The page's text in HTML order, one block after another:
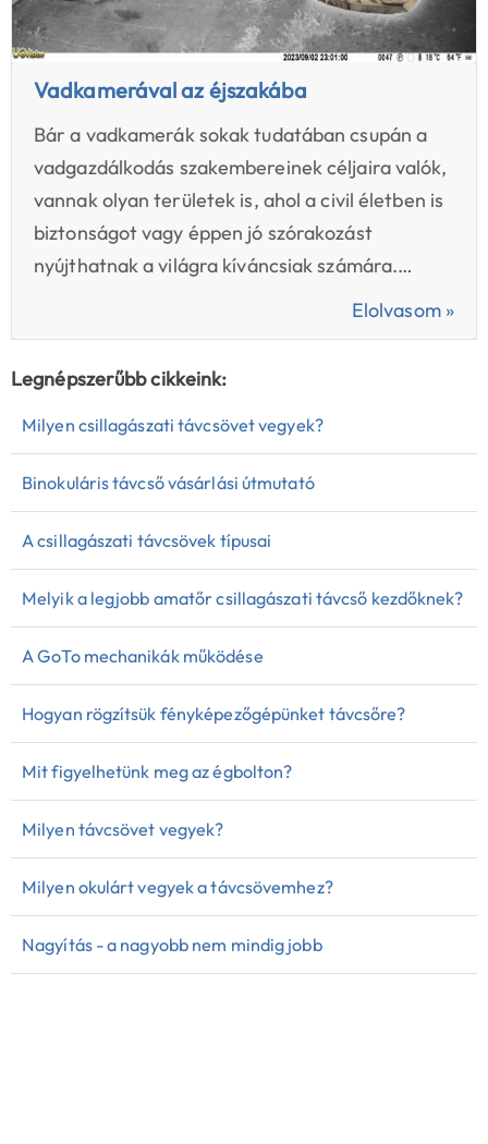
Vadkamerával az éjszakába
Bár a vadkamerák sokak tudatában csupán a
vadgazdálkodás szakembereinek céljaira valók,
vannak olyan területek is, ahol a civil életben is
biztonságot vagy éppen jó szórakozást
nyújthatnak a világra kíváncsiak számára.…
Elolvasom »
Legnépszerűbb cikkeink:
Milyen csillagászati távcsövet vegyek?
Binokuláris távcső vásárlási útmutató
A csillagászati távcsövek típusai
Melyik a legjobb amatőr csillagászati távcső kezdőknek?
A GoTo mechanikák működése
Hogyan rögzítsük fényképezőgépünket távcsőre?
Mit figyelhetünk meg az égbolton?
Milyen távcsövet vegyek?
Milyen okulárt vegyek a távcsövemhez?
Nagyítás - a nagyobb nem mindig jobb